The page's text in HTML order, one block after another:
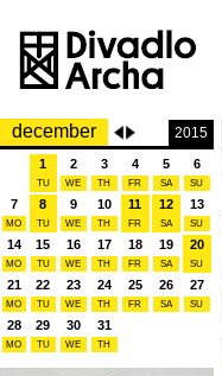
december 2015
1
TU
2
WE
3
TH
4
FR
5
SA
6
SU
7
MO
8
TU
9
WE
10
TH
11
FR
12
SA
13
SU
14
MO
15
TU
16
WE
17
TH
18
FR
19
SA
20
SU
21
MO
22
TU
23
WE
24
TH
25
FR
26
SA
27
SU
28
MO
29
TU
30
WE
31
TH